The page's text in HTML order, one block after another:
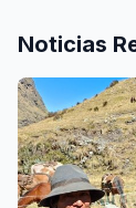
Noticias